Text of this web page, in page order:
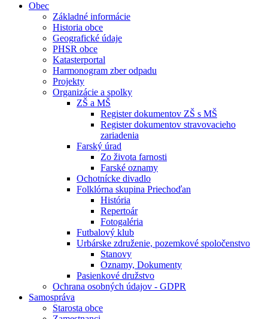
Obec
Základné informácie
Historia obce
Geografické údaje
PHSR obce
Katasterportal
Harmonogram zber odpadu
Projekty
Organizácie a spolky
ZŠ a MŠ
Register dokumentov ZŠ s MŠ
Register dokumentov stravovacieho
zariadenia
Farský úrad
Zo života farnosti
Farské oznamy
Ochotnícke divadlo
Folklórna skupina Priechoďan
História
Repertoár
Fotogaléria
Futbalový klub
Urbárske združenie, pozemkové spoločenstvo
Stanovy
Oznamy, Dokumenty
Pasienkové družstvo
Ochrana osobných údajov - GDPR
Samospráva
Starosta obce